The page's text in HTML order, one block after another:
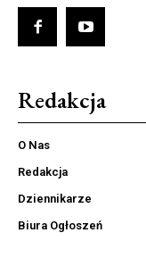
Redakcja
O Nas
Redakcja
Dziennikarze
Biura Ogłoszeń